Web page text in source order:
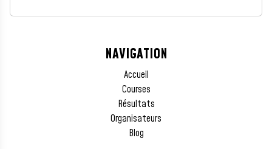
NAVIGATION
Accueil
Courses
Résultats
Organisateurs
Blog